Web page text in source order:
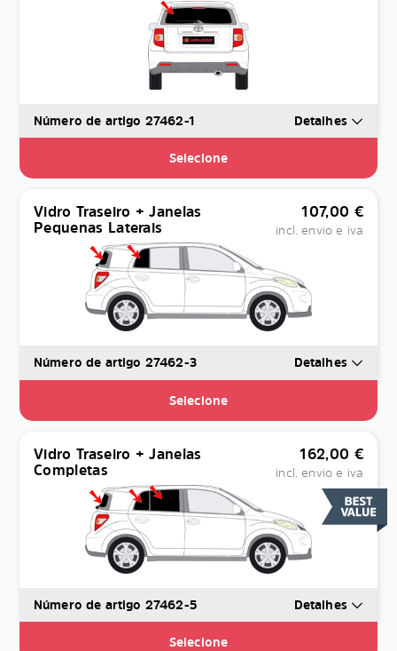
Número de artigo 27462-1 Detalhes
Selecione
Vidro Traseiro + Janelas
Pequenas Laterais
107,00 €
incl. envio e iva
Número de artigo 27462-3 Detalhes
Selecione
Vidro Traseiro + Janelas
Completas
162,00 €
incl. envio e iva
Número de artigo 27462-5 Detalhes
Selecione